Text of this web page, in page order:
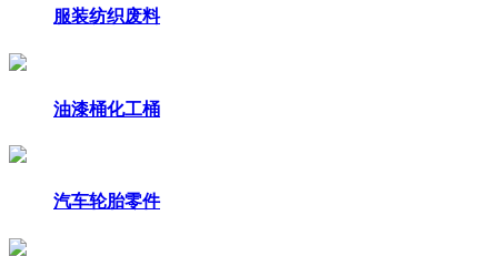
服装纺织废料
油漆桶化工桶
汽车轮胎零件